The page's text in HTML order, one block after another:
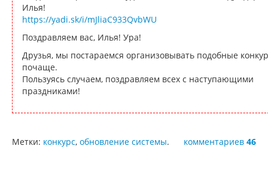
Илья!
https://yadi.sk/i/mJliaC933QvbWU
Поздравляем вас, Илья! Ура!
Друзья, мы постараемся организовывать подобные
почаще.
Пользуясь случаем, поздравляем всех с наступающими
праздниками!
комментариев 46
Метки: конкурс, обновление системы.